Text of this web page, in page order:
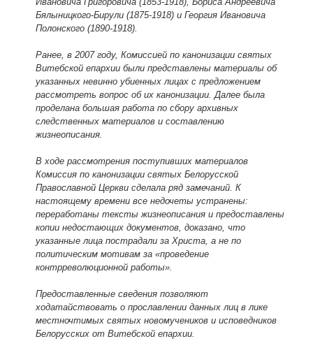
Бялыницкого-Бирули (1875-1918) и Георгия Ивановича
Полонского (1890-1918).
Ранее, в 2007 году, Комиссией по канонизации святых
Витебской епархии были представлены материалы об
указанных невинно убиенных лицах с предложением
рассмотреть вопрос об их канонизации. Далее была
проделана большая работа по сбору архивных
следственных материалов и составлению
жизнеописания.
В ходе рассмотрения поступивших материалов
Комиссия по канонизации святых Белорусской
Православной Церкви сделала ряд замечаний. К
настоящему времени все недочеты устранены:
переработаны тексты жизнеописания и предоставлены
копии недостающих документов, доказано, что
указанные лица пострадали за Христа, а не по
политическим мотивам за «проведение
контрреволюционной работы».
Предоставленные сведения позволяют
ходатайствовать о прославлении данных лиц в лике
местночтимых святых новомучеников и исповедников
Белорусских от Витебской епархии.